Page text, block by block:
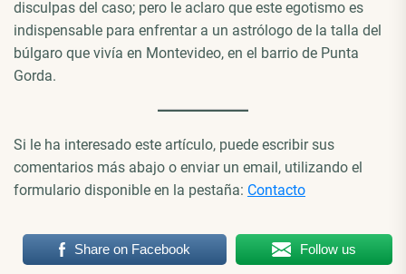
disculpas del caso; pero le aclaro que este egotismo es
indispensable para enfrentar a un astrólogo de la talla del
búlgaro que vivía en Montevideo, en el barrio de Punta
Gorda.
Si le ha interesado este artículo, puede escribir sus
comentarios más abajo o enviar un email, utilizando el
formulario disponible en la pestaña: Contacto
Share on Facebook Follow us